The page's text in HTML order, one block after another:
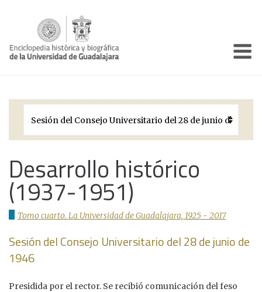
Períodos Históricos
Galería
Documentos institucionales
Desarrollo histórico
(1937-1951)
Tomo cuarto. La Universidad de Guadalajara, 1925 - 2017
Sesión del Consejo Universitario del 28 de junio de
1946
Presidida por el rector. Se recibió comunicación del feso